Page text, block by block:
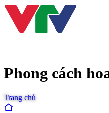
Phong cách
Trang chủ